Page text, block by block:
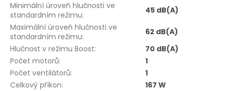
Minimální úroveň hlučnosti ve
standardním režimu:
45 dB(A)
Maximální úroveň hlučnosti ve
standardním režimu:
62 dB(A)
Hlučnost v režimu Boost:
70 dB(A)
Počet motorů:
1
Počet ventilátorů:
1
Celkový příkon:
167 W